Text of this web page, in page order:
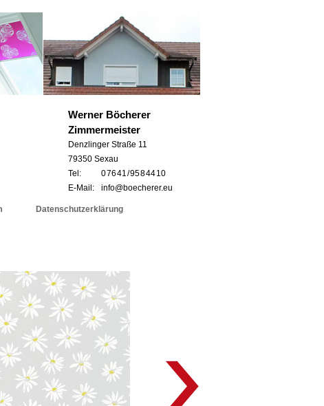
Werner Böcherer
Zimmermeister
Denzlinger Straße 11
79350 Sexau
Tel:
0 76 41 / 95 8 44 10
E-Mail:
info@boecherer.eu
Datenschutzerklärung